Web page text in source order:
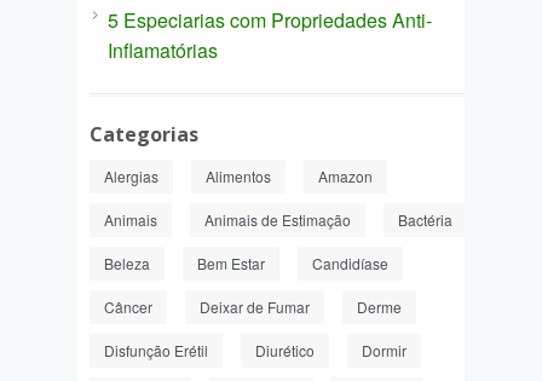
5 Especiarias com Propriedades Anti-
Inflamatórias
Categorias
Alergias Alimentos Amazon
Animais Animais de Estimação Bactéria
Beleza Bem Estar Candidíase
Câncer Deixar de Fumar Derme
Disfunção Erétil Diurético Dormir